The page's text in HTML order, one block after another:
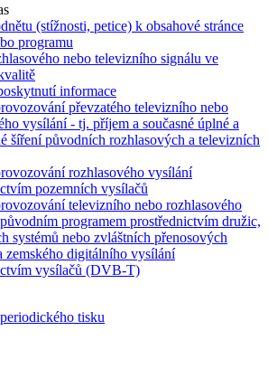
(stížnosti, petice) k obsahové stránce
programu
nebo televizního signálu ve
informace
převzatého televizního nebo
vysílání - tj. příjem a současné úplné a
šíření původních rozhlasových a televizních
rozhlasového vysílání
pozemních vysílačů
televizního nebo rozhlasového
programem prostřednictvím družic,
systémů nebo zvláštních přenosových
zemského digitálního vysílání
vysílačů (DVB-T)
tisku